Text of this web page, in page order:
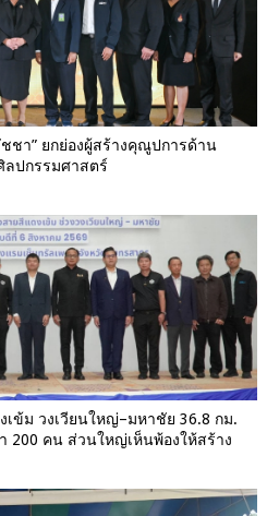
ชา” ยกย่องผู้สร้างคุณูปการด้าน
ปกรรมศาสตร์
ข้ม วงเวียนใหญ่–มหาชัย 36.8 กม.
200 คน ส่วนใหญ่เห็นพ้องให้สร้าง